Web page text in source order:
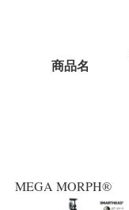
商品名
MEGA MORPH®